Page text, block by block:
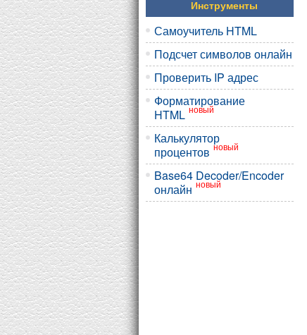
Инструменты
Самоучитель HTML
Подсчет символов онлайн
Проверить IP адрес
Форматирование
HTML новый
Калькулятор
процентов новый
Base64 Decoder/Encoder
онлайн новый